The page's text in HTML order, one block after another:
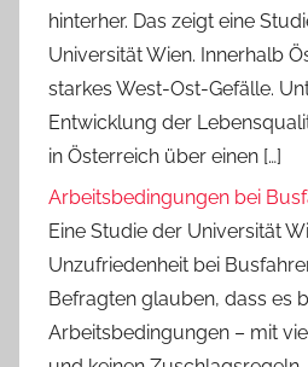
hinterher. Das zeigt eine
Universität Wien. Innerhalb
starkes West-Ost-Gefälle.
Entwicklung der
in Österreich über einen […]
Arbeitsbedingungen bei
Eine Studie der Universität
Unzufriedenheit bei
Befragten glauben, dass es
Arbeitsbedingungen – mit